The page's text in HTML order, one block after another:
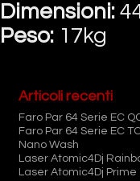
Dimensioni:
Peso: 17kg
Articoli recenti
Faro Par 64 Serie EC
Faro Par 64 Serie EC
Nano Wash
Laser Atomic4Dj
Laser Atomic4Dj Prime